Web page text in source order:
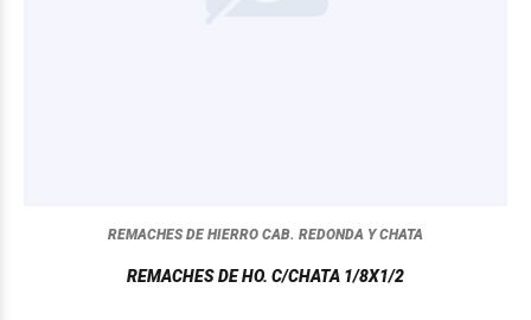
REMACHES DE HIERRO CAB. REDONDA Y CHATA
REMACHES DE HO. C/CHATA 1/8X1/2